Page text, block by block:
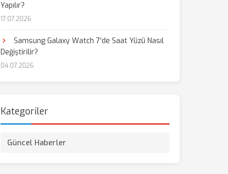
Yapılır?
17.07.2026
Samsung Galaxy Watch 7'de Saat Yüzü Nasıl
Değiştirilir?
04.07.2026
Kategoriler
Güncel Haberler